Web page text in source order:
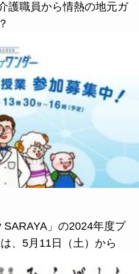
護職員から情熱の地元ガ
SARAYA」の2024年度プ
、5月11日（土）から